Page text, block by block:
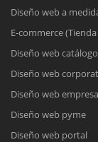
Diseño web a
E-commerce
Diseño web catálogo
Diseño web
Diseño web empresa
Diseño web pyme
Diseño web portal